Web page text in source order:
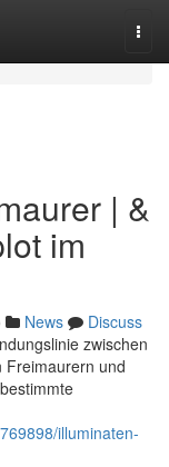
| &
im
News
Discuss
zwischen
Freimaurern und
illuminaten-